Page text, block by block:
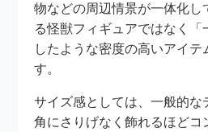
物などの周辺情景が一体化し
る怪獣フィギュアではなく「
したような密度の高いアイテ
す。
サイズ感としては、一般的な
角にさりげなく飾れるほどコ